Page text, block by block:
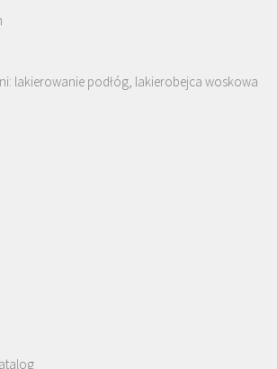
lakierowanie podłóg, lakierobejca woskowa